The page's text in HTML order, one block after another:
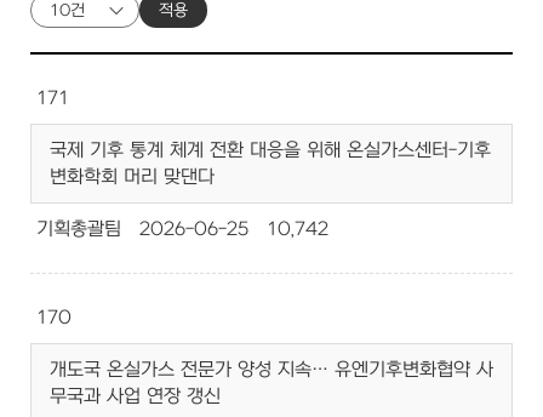
적용
171
국제 기후 통계 체계 전환 대응을 위해 온실가스센터-기후
변화학회 머리 맞댄다
기획총괄팀 2026-06-25 10,742
170
개도국 온실가스 전문가 양성 지속… 유엔기후변화협약 사
무국과 사업 연장 갱신